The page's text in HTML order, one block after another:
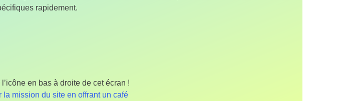
rapidement.
en bas à droite de cet écran !
la mission du site en offrant un café